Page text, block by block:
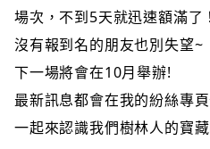
場次，不到5天就迅速額滿了！
沒有報到名的朋友也別失望~
下一場將會在10月舉辦!
最新訊息都會在我的紛絲專
一起來認識我們樹林人的寶藏